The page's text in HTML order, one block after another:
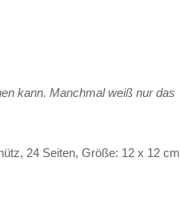
kann. Manchmal weiß nur das
24 Seiten, Größe: 12 x 12 cm